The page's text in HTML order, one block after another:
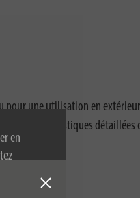
en
politique
une utilisation en
les caractéristiques